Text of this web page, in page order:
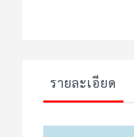
รายละเอียด